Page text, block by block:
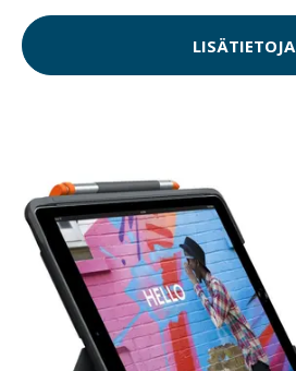
LISÄTIETOJA